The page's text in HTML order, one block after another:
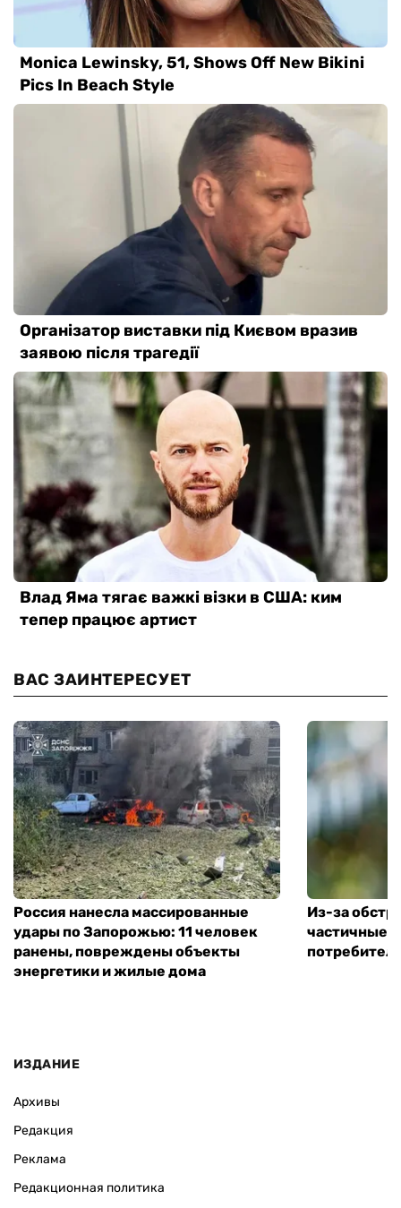
ВАС ЗАИНТЕРЕСУЕТ
Россия нанесла массированные
удары по Запорожью: 11 человек
ранены, повреждены объекты
энергетики и жилые дома
Из-за
частичные
ИЗДАНИЕ
Архивы
Редакция
Реклама
Редакционная политика